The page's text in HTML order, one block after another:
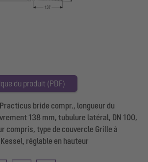
du produit (PDF)
Practicus bride compr., longueur du
138 mm, tubulure latéral, DN 100,
compris, type de couvercle Grille à
réglable en hauteur